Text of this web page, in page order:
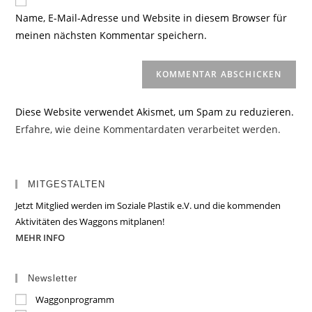
zum
Kommentieren
ein
URL
Name, E-Mail-Adresse und Website in diesem Browser für
meinen nächsten Kommentar speichern.
Diese Website verwendet Akismet, um Spam zu reduzieren.
Erfahre, wie deine Kommentardaten verarbeitet werden.
MITGESTALTEN
Jetzt Mitglied werden im Soziale Plastik e.V. und die kommenden
Aktivitäten des Waggons mitplanen!
MEHR INFO
Newsletter
Waggonprogramm